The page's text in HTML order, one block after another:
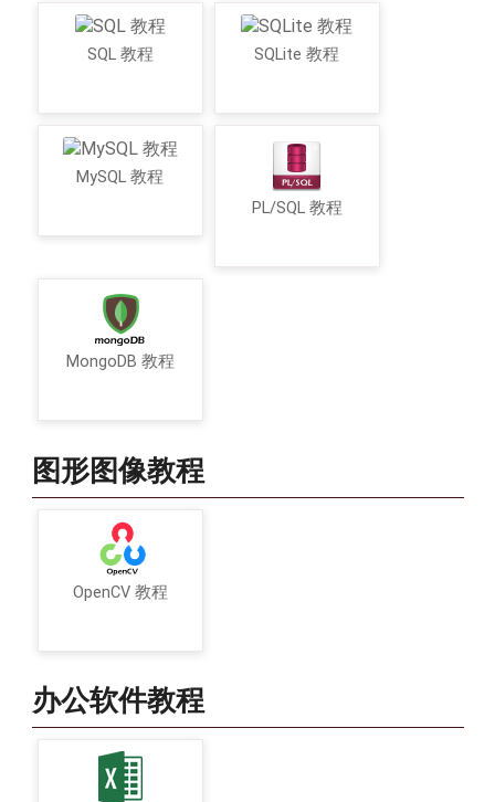
SQL 教程 SQLite 教程
MySQL 教程
PL/SQL 教程
MongoDB 教程
图形图像教程
OpenCV 教程
办公软件教程